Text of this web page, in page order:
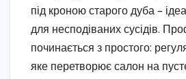
під кроною старого дуба –
для несподіваних сусідів.
починається з простого:
яке перетворює салон на